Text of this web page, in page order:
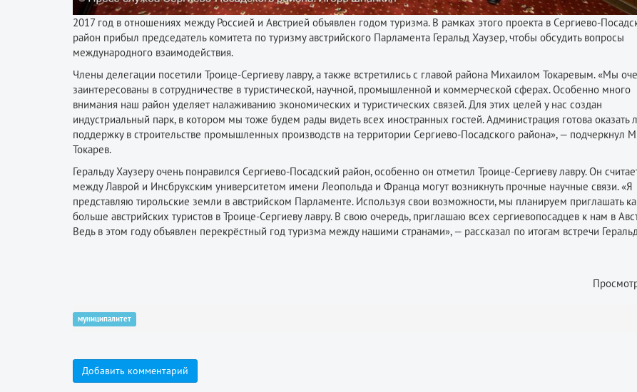
2017 год в отношениях между Россией и Австрией объявлен годом туризма. В рамках этого проекта в Сергиево-
район прибыл председатель комитета по туризму австрийского Парламента Геральд Хаузер, чтобы обсудить вопросы
международного взаимодействия.
Члены делегации посетили Троице-Сергиеву лавру, а также встретились с главой района Михаилом Токаревым. «Мы
заинтересованы в сотрудничестве в туристической, научной, промышленной и коммерческой сферах. Особенно много
внимания наш район уделяет налаживанию экономических и туристических связей. Для этих целей у нас создан
индустриальный парк, в котором мы тоже будем рады видеть всех иностранных гостей. Администрация готова оказать
поддержку в строительстве промышленных производств на территории Сергиево-Посадского района», — подчеркнул
Токарев.
Геральду Хаузеру очень понравился Сергиево-Посадский район, особенно он отметил Троице-Сергиеву лавру. Он
между Лаврой и Инсбрукским университетом имени Леопольда и Франца могут возникнуть прочные научные связи. «Я
представляю тирольские земли в австрийском Парламенте. Используя свои возможности, мы планируем приглашать
больше австрийских туристов в Троице-Сергиеву лавру. В свою очередь, приглашаю всех сергиевопосадцев к нам в
Ведь в этом году объявлен перекрёстный год туризма между нашими странами», — рассказал по итогам встречи
муниципалитет
Добавить комментарий